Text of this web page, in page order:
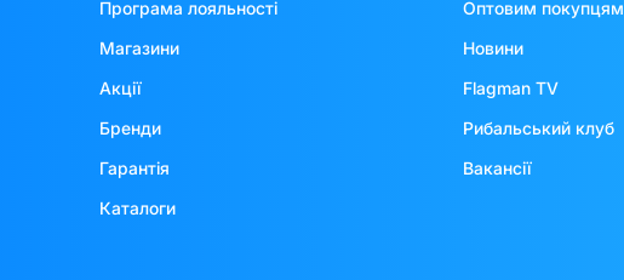
Програма лояльності
Магазини
Акції
Бренди
Гарантія
Каталоги
Оптовим покупцям
Новини
Flagman TV
Рибальський клуб
Вакансії